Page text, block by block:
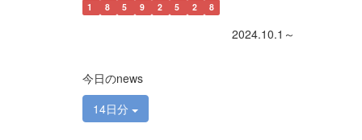
1 8 5 9 2 5 2 8
2024.10.1～
今日のnews
14日分